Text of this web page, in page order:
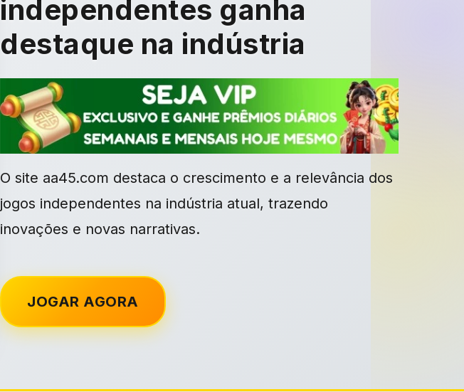
independentes ganha
destaque na indústria
O site aa45.com destaca o crescimento e a relevância dos
jogos independentes na indústria atual, trazendo
inovações e novas narrativas.
JOGAR AGORA